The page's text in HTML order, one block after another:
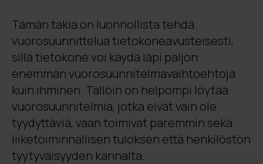
Tämän takia on luonnollista tehdä
vuorosuunnittelua tietokoneavusteisesti,
sillä tietokone voi käydä läpi paljon
enemmän vuorosuunnitelmavaihtoehtoja
kuin ihminen. Tällöin on helpompi löytää
vuorosuunnitelmia, jotka eivät vain ole
tyydyttäviä, vaan toimivat paremmin sekä
liiketoiminnallisen tuloksen että henkilöstön
tyytyväisyyden kannalta.